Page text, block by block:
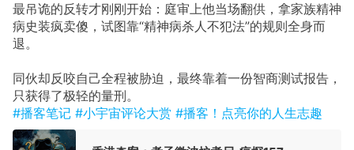
最吊诡的反转才刚刚开始：庭审上他当场翻供，拿家族精神
病史装疯卖傻，试图靠“精神病杀人不犯法”的规则全身而
退。
同伙却反咬自己全程被胁迫，最终靠着一份智商测试报告，
只获得了极轻的量刑。
#播客笔记 #小宇宙评论大赏 #播客！点亮你的人生志趣